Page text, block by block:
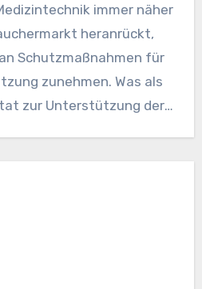
immer näher
heranrückt,
Schutzmaßnahmen für
zunehmen. Was als
zur Unterstützung der